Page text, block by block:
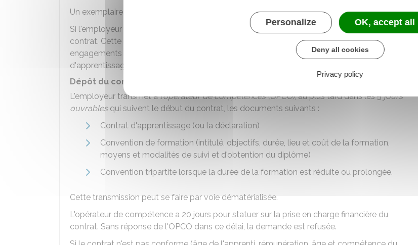
Un exemplaire est remis à l'apprenti, l'autre est conservé par l'employeur.
Si l'employeur est un
de l'apprenti mineur, une déclaration peut remplacer le
contrat. Cette déclaration est un simple document établi par l'employeur. Elle précise les
engagements des parties (durée du contrat, salaire...). Elle est l'équivalent du contrat
d'apprentissage. Elle devra être signée par l'apprenti et le directeur du
Dépôt du contrat
L'employeur transmet àl'opérateur de compétences (OPCO), au plus tard dans les 5jours
ouvrablesqui suivent le début du contrat, les documents suivants :
Contrat d'apprentissage (ou la déclaration)
Convention de formation (intitulé, objectifs, durée, lieu et coût de la formation,
moyens et modalités de suivi et d'obtention du diplôme)
Convention tripartite lorsque la durée de la formation est réduite ou prolongée.
Cette transmission peut se faire par voie dématérialisée.
L'opérateur de compétence a 20 jours pour statuer sur la prise en charge financière du
contrat. Sans réponse de l'OPCO dans ce délai, la demande est refusée.
Personalize OK, accept all
Deny all cookies
Privacy policy